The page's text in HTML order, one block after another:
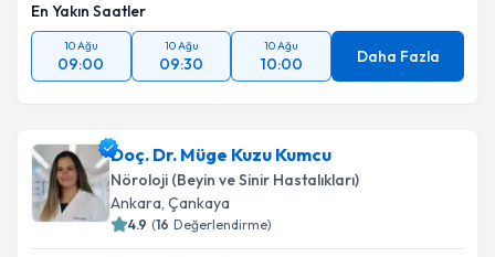
En Yakın Saatler
10 Ağu
09:00
10 Ağu
09:30
10 Ağu
10:00 Daha Fazla
Doç. Dr. Müge Kuzu Kumcu
Nöroloji (Beyin ve Sinir Hastalıkları)
Ankara, Çankaya
4.9 (16 Değerlendirme)